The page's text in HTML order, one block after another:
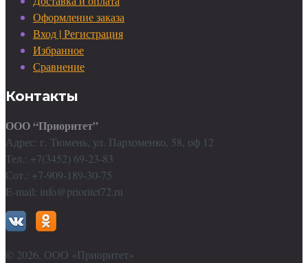
Оформление заказа
Вход | Регистрация
Избранное
Сравнение
Контакты
ООО “Приоритет”
Адрес: г. Тюмень, ул. Пархоменко, 58, оф 12
Тел.: +7(3452) 69-23-83
Сот.: +7-909-189-30-75
E-mail: info@prioritet72.ru
© 2026, ООО «Приоритет»